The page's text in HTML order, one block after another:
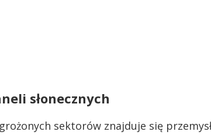
słonecznych
sektorów znajduje się